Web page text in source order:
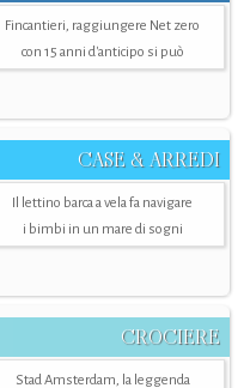
Fincantieri, raggiungere Net zero
con 15 anni d'anticipo si può
CASE & ARREDI
Il lettino barca a vela fa navigare
i bimbi in un mare di sogni
CROCIERE
Stad Amsterdam, la leggenda